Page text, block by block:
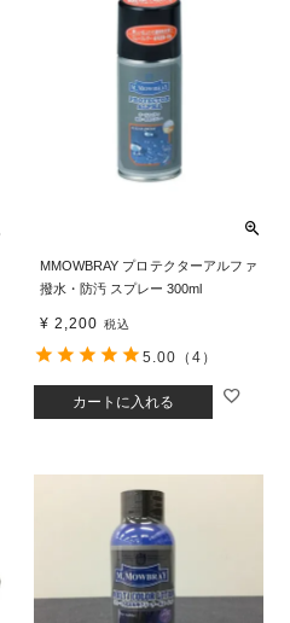
MMOWBRAY プロテクターアルファ
撥水・防汚 スプレー 300ml
¥ 2,200 税込
カートに入れる
5.00 （4）